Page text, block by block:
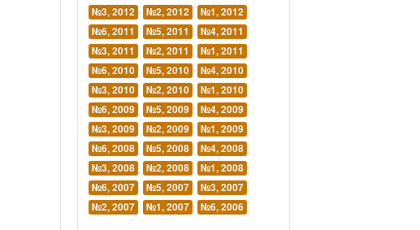
№3, 2012
№2, 2012
№1, 2012
№6, 2011
№5, 2011
№4, 2011
№3, 2011
№2, 2011
№1, 2011
№6, 2010
№5, 2010
№4, 2010
№3, 2010
№2, 2010
№1, 2010
№6, 2009
№5, 2009
№4, 2009
№3, 2009
№2, 2009
№1, 2009
№6, 2008
№5, 2008
№4, 2008
№3, 2008
№2, 2008
№1, 2008
№6, 2007
№5, 2007
№3, 2007
№2, 2007
№1, 2007 №6, 2006